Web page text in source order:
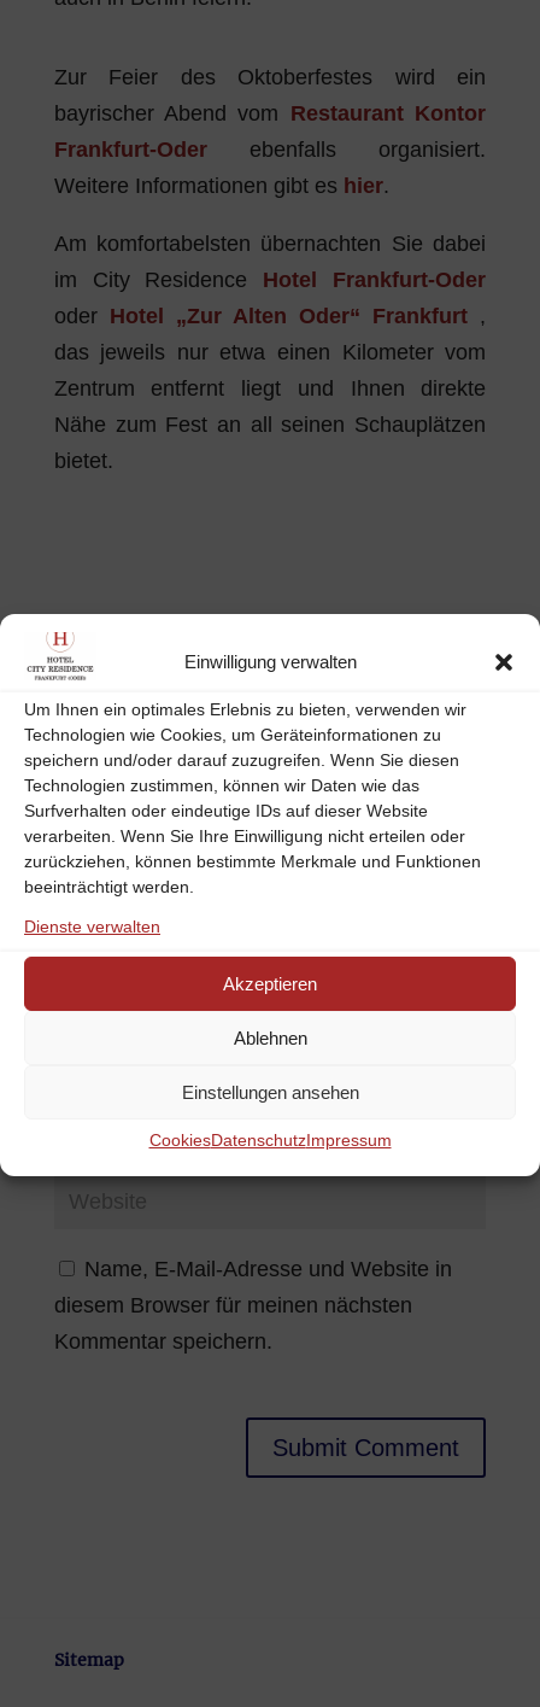
Einwilligung verwalten
Um Ihnen ein optimales Erlebnis zu bieten, verwenden wir
Technologien wie Cookies, um Geräteinformationen zu
speichern und/oder darauf zuzugreifen. Wenn Sie diesen
Technologien zustimmen, können wir Daten wie das
Surfverhalten oder eindeutige IDs auf dieser Website
verarbeiten. Wenn Sie Ihre Einwilligung nicht erteilen oder
zurückziehen, können bestimmte Merkmale und Funktionen
beeinträchtigt werden.
Dienste verwalten
Akzeptieren
Ablehnen
Einstellungen ansehen
CookiesDatenschutzImpressum
Zur Feier des Oktoberfestes wird ein
bayrischer Abend vom Restaurant Kontor
Frankfurt-Oderebenfalls organisiert.
Weitere Informationen gibt es hier.
Am komfortabelsten übernachten Sie dabei
im City Residence Hotel Frankfurt-Oder
oder Hotel „Zur Alten Oder“ Frankfurt ,
das jeweils nur etwa einen Kilometer vom
Zentrum entfernt liegt und Ihnen direkte
Nähe zum Fest an all seinen Schauplätzen
bietet.
Submit a Comment
Deine E-Mail-Adresse wird nicht
veröffentlicht. Erforderliche Felder sind mit*
markiert
Name, E-Mail-Adresse und Website in
diesem Browser für meinen nächsten
Kommentar speichern.
Sitemap